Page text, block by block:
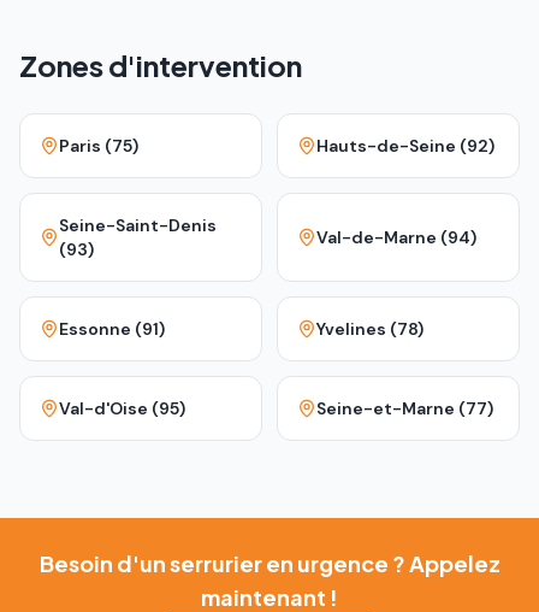
Zones d'intervention
Paris (75) Hauts-de-Seine (92)
Seine-Saint-Denis
(93)
Val-de-Marne (94)
Essonne (91) Yvelines (78)
Val-d'Oise (95) Seine-et-Marne (77)
Besoin d'un serrurier en urgence ? Appelez
maintenant !